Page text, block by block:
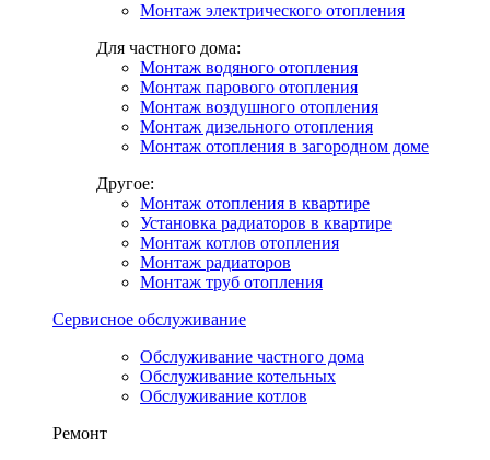
Монтаж электрического отопления
Для частного дома:
Монтаж водяного отопления
Монтаж парового отопления
Монтаж воздушного отопления
Монтаж дизельного отопления
Монтаж отопления в загородном доме
Другое:
Монтаж отопления в квартире
Установка радиаторов в квартире
Монтаж котлов отопления
Монтаж радиаторов
Монтаж труб отопления
Сервисное обслуживание
Обслуживание частного дома
Обслуживание котельных
Обслуживание котлов
Ремонт